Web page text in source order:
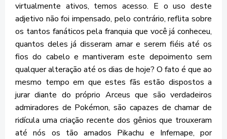
virtualmente ativos, temos acesso. E o uso deste
adjetivo não foi impensado, pelo contrário, reflita sobre
os tantos fanáticos pela franquia que você já conheceu,
quantos deles já disseram amar e serem fiéis até os
fios do cabelo e mantiveram este depoimento sem
qualquer alteração até os dias de hoje? O fato é que ao
mesmo tempo em que estes fãs estão dispostos a
jurar diante do próprio Arceus que são verdadeiros
admiradores de Pokémon, são capazes de chamar de
ridícula uma criação recente dos gênios que trouxeram
até nós os tão amados Pikachu e Infernape, por